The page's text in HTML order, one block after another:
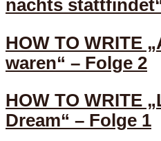
nachts
HOW TO WRITE
waren“ – Folge 2
HOW TO WRITE
Dream“ – Folge 1